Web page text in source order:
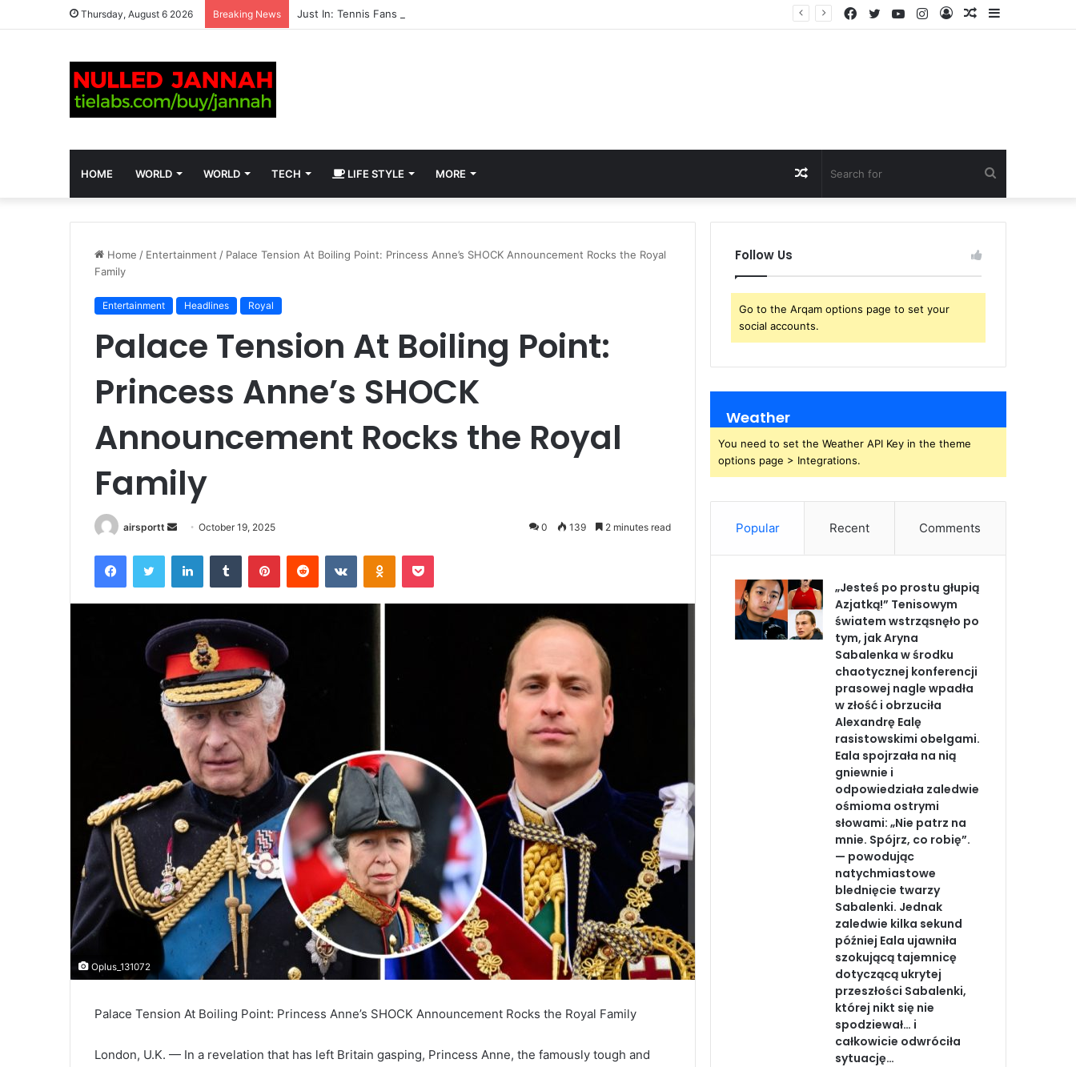
Thursday, August 6 2026 Breaking News
Random
Log
Instagram
YouTube
Twitter
Facebook
HOME WORLD WORLD TECH LIFE STYLE MORE
for
Random
Article
Home / Entertainment / Palace Tension At Boiling Point: Princess Anne’s SHOCK Announcement Rocks the Royal
Family
Entertainment Headlines Royal
Palace Tension At Boiling Point:
Princess Anne’s SHOCK
Announcement Rocks the Royal
Family
airsportt
d
a
n
m
a
i
l
October 19, 2025 0 139 2 minutes read
Oplus_131072
Palace Tension At Boiling Point: Princess Anne’s SHOCK Announcement Rocks the Royal Family
London, U.K. — In a revelation that has left Britain gasping, Princess Anne, the famously tough and
Follow Us
Go to the Arqam options page to set your
social accounts.
Weather
You need to set the Weather API Key in the theme
options page > Integrations.
Popular Recent Comments
„Jesteś po prostu głupią
Azjatką!” Tenisowym
światem wstrząsnęło po
tym, jak Aryna
Sabalenka w środku
chaotycznej konferencji
prasowej nagle wpadła
w złość i obrzuciła
Alexandrę Ealę
rasistowskimi obelgami.
Eala spojrzała na nią
gniewnie i
odpowiedziała zaledwie
ośmioma ostrymi
słowami: „Nie patrz na
mnie. Spójrz, co robię”.
— powodując
natychmiastowe
blednięcie twarzy
Sabalenki. Jednak
zaledwie kilka sekund
później Eala ujawniła
szokującą tajemnicę
dotyczącą ukrytej
przeszłości Sabalenki,
której nikt się nie
spodziewał… i
całkowicie odwróciła
sytuację…